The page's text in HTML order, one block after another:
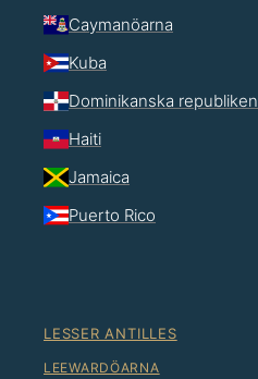
Caymanöarna
Kuba
Dominikanska republiken
Haiti
Jamaica
Puerto Rico
LESSER ANTILLES
LEEWARDÖARNA